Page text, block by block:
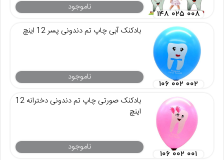
ناموجود
۱۴۸ ۰۲۵ ۰۰۸
بادکنک آبی چاپ تم دندونی پسر 12 اینچ
ناموجود
۱۰۶ ۰۰۲ ۰۰۲
بادکنک صورتی چاپ تم دندونی دخترانه 12
اینچ
ناموجود
۱۰۶ ۰۰۲ ۰۰۱